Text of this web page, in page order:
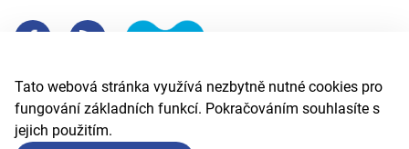
Tato webová stránka využívá nezbytně nutné cookies pro
fungování základních funkcí. Pokračováním souhlasíte s
jejich použitím.